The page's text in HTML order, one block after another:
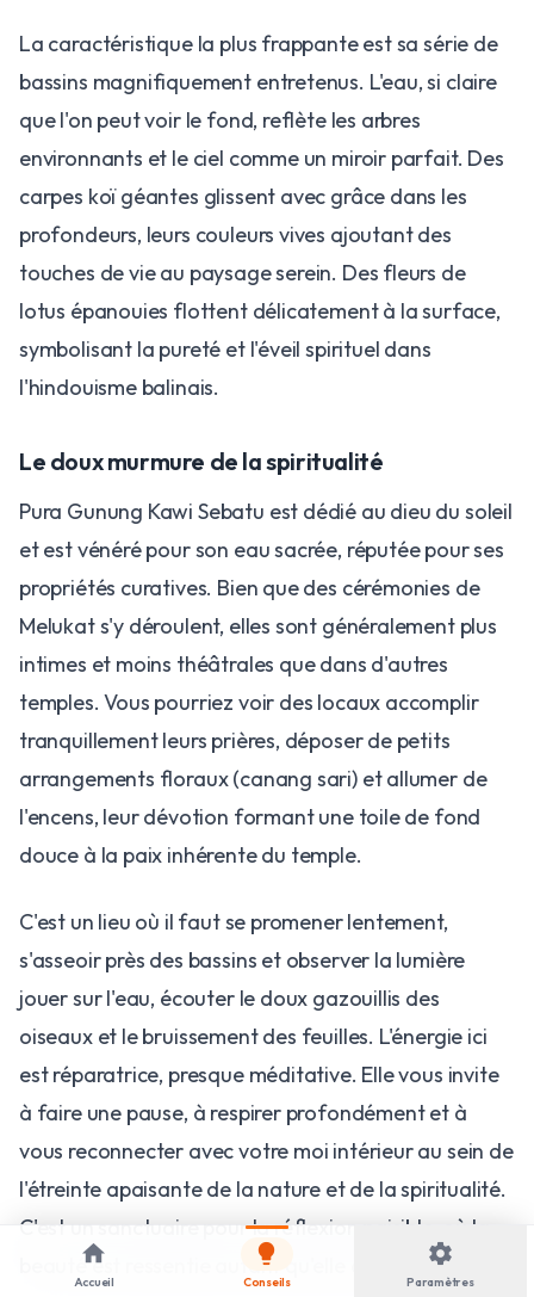
​La caractéristique la plus frappante est sa série de
bassins magnifiquement entretenus. L'eau, si claire
que l'on peut voir le fond, reflète les arbres
environnants et le ciel comme un miroir parfait. Des
carpes koï géantes glissent avec grâce dans les
profondeurs, leurs couleurs vives ajoutant des
touches de vie au paysage serein. Des fleurs de
lotus épanouies flottent délicatement à la surface,
symbolisant la pureté et l'éveil spirituel dans
l'hindouisme balinais.
​Le doux murmure de la spiritualité
​Pura Gunung Kawi Sebatu est dédié au dieu du soleil
et est vénéré pour son eau sacrée, réputée pour ses
propriétés curatives. Bien que des cérémonies de
Melukat s'y déroulent, elles sont généralement plus
intimes et moins théâtrales que dans d'autres
temples. Vous pourriez voir des locaux accomplir
tranquillement leurs prières, déposer de petits
arrangements floraux (canang sari) et allumer de
l'encens, leur dévotion formant une toile de fond
douce à la paix inhérente du temple.
​C'est un lieu où il faut se promener lentement,
s'asseoir près des bassins et observer la lumière
jouer sur l'eau, écouter le doux gazouillis des
oiseaux et le bruissement des feuilles. L'énergie ici
est réparatrice, presque méditative. Elle vous invite
à faire une pause, à respirer profondément et à
vous reconnecter avec votre moi intérieur au sein de
l'étreinte apaisante de la nature et de la spiritualité.
C'est un sanctuaire pour la réflexion paisible, où la
beauté est ressentie autant qu'elle est vue.
home
Accueil
lightbulb
Conseils
settings
Paramètres